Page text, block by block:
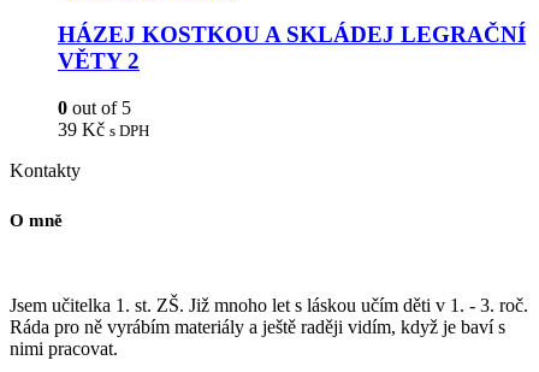
HÁZEJ KOSTKOU A SKLÁDEJ LEGRAČNÍ
VĚTY 2
0 out of 5
39 Kč s DPH
Kontakty
O mně
Jsem učitelka 1. st. ZŠ. Již mnoho let s láskou učím děti v 1. - 3. roč.
Ráda pro ně vyrábím materiály a ještě raději vidím, když je baví s
nimi pracovat.